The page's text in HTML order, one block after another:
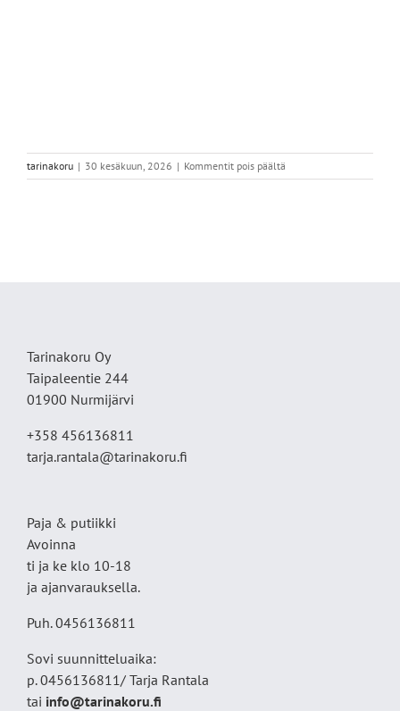
tarinakoru | 30 kesäkuun, 2026 | Kommentit pois päältä
IMG_5924
Tarinakoru Oy
Taipaleentie 244
01900 Nurmijärvi
+358 456136811
tarja.rantala@tarinakoru.fi
Paja & putiikki
Avoinna
ti ja ke klo 10-18
ja ajanvarauksella.
Puh. 0456136811
Sovi suunnitteluaika:
p. 0456136811/ Tarja Rantala
tai info@tarinakoru.fi